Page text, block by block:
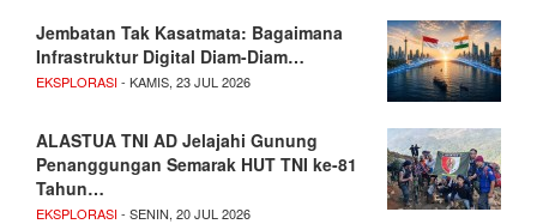
Jembatan Tak Kasatmata: Bagaimana
Infrastruktur Digital Diam-Diam…
EKSPLORASI- KAMIS, 23 JUL 2026
ALASTUA TNI AD Jelajahi Gunung
Penanggungan Semarak HUT TNI ke-81
Tahun…
EKSPLORASI- SENIN, 20 JUL 2026